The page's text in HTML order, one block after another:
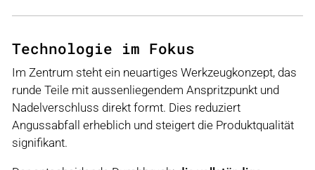
Technologie im Fokus
Im Zentrum steht ein neuartiges Werkzeugkonzept, das
runde Teile mit aussenliegendem Anspritzpunkt und
Nadelverschluss direkt formt. Dies reduziert
Angussabfall erheblich und steigert die Produktqualität
signifikant.